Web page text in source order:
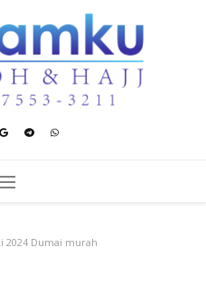
dan Hajj
Dumai murah